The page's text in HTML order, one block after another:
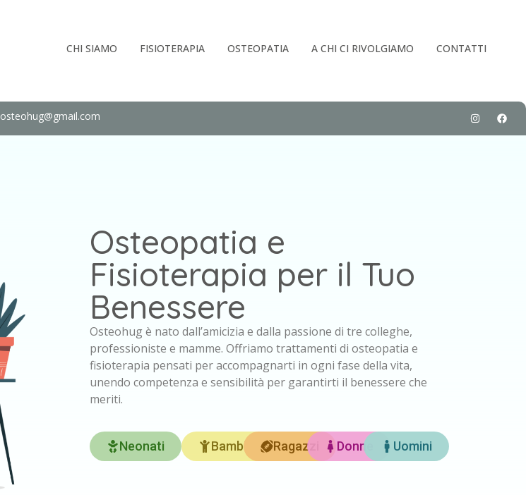
CHI SIAMO FISIOTERAPIA OSTEOPATIA A CHI CI RIVOLGIAMO CONTATTI
osteohug@gmail.com
Osteopatia e
Fisioterapia per il Tuo
Benessere
Osteohug è nato dall’amicizia e dalla passione di tre colleghe,
professioniste e mamme. Offriamo trattamenti di osteopatia e
fisioterapia pensati per accompagnarti in ogni fase della vita,
unendo competenza e sensibilità per garantirti il benessere che
meriti.
Neonati Bambini Ragazzi Donne Uomini